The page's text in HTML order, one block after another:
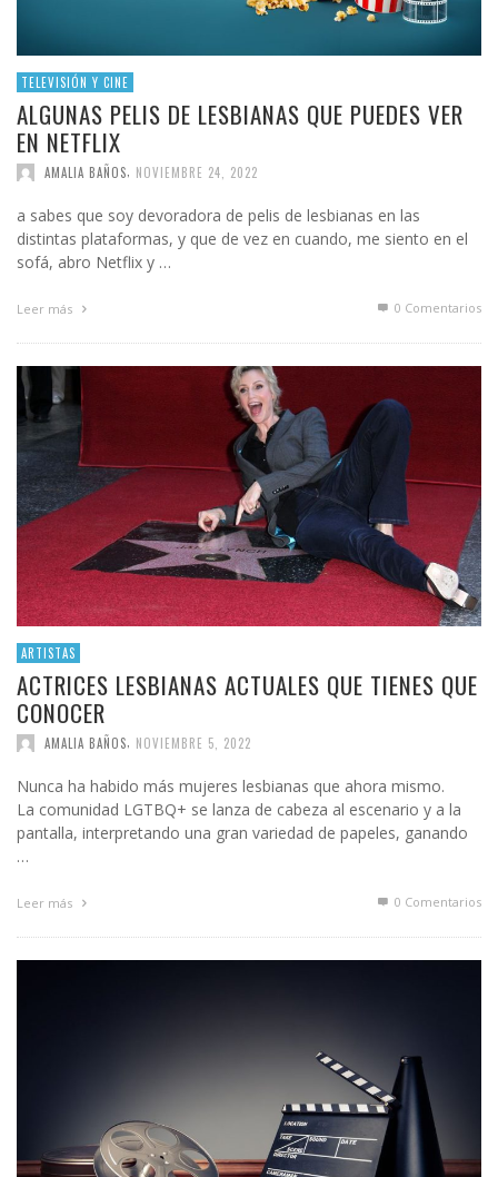
TELEVISIÓN Y CINE
ALGUNAS PELIS DE LESBIANAS QUE PUEDES VER
EN NETFLIX
AMALIA BAÑOS NOVIEMBRE 24, 2022
a sabes que soy devoradora de pelis de lesbianas en las
distintas plataformas, y que de vez en cuando, me siento en el
sofá, abro Netflix y …
Leer más 0 Comentarios
ARTISTAS
ACTRICES LESBIANAS ACTUALES QUE TIENES QUE
CONOCER
AMALIA BAÑOS NOVIEMBRE 5, 2022
Nunca ha habido más mujeres lesbianas que ahora mismo.
La comunidad LGTBQ+ se lanza de cabeza al escenario y a la
pantalla, interpretando una gran variedad de papeles, ganando
…
Leer más 0 Comentarios